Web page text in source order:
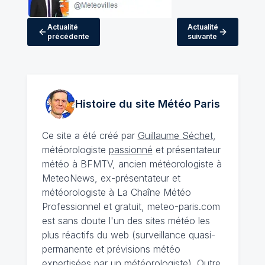
Actualité
précédente
Actualité
suivante
Histoire du site MétéoParis
Ce site a été créé par Guillaume Séchet,
météorologiste passionné et présentateur
météo à BFMTV, ancien météorologiste à
MeteoNews, ex-présentateur et
météorologiste à La Chaîne Météo
Professionnel et gratuit, meteo-paris.com
est sans doute l'un des sites météo les
plus réactifs du web (surveillance quasi-
permanente et prévisions météo